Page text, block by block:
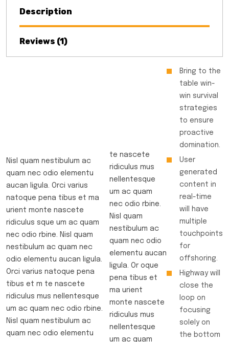
Description
Reviews (1)
Nisl quam nestibulum ac
quam nec odio elementu
aucan ligula. Orci varius
natoque pena tibus et ma
urient monte nascete
ridiculus sque um ac quam
nec odio rbine. Nisl quam
nestibulum ac quam nec
odio elementu aucan ligula.
Orci varius natoque pena
tibus et m te nascete
ridiculus mus nellentesque
um ac quam nec odio rbine.
Nisl quam nestibulum ac
quam nec odio elementu
te nascete
ridiculus mus
nellentesque
um ac quam
nec odio rbine.
Nisl quam
nestibulum ac
quam nec odio
elementu aucan
ligula. Or oque
pena tibus et
ma urient
monte nascete
ridiculus mus
nellentesque
um ac quam
Bring to the
table win-
win survival
strategies
to ensure
proactive
domination.
User
generated
content in
real-time
will have
multiple
touchpoints
for
offshoring.
Highway will
close the
loop on
focusing
solely on
the bottom